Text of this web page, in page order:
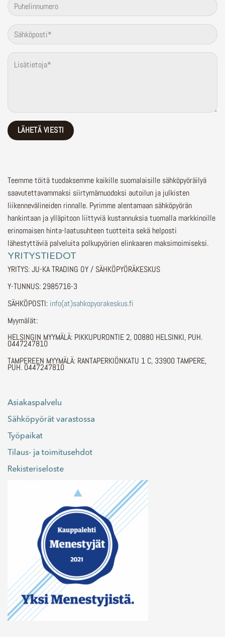
Teemme töitä tuodaksemme kaikille suomalaisille sähköpyöräilyä
saavutettavammaksi siirtymämuodoksi autoilun ja julkisten
liikennevälineiden rinnalle. Pyrimme alentamaan sähköpyörän
hankintaan ja ylläpitoon liittyviä kustannuksia tuomalla markkinoille
erinomaisen hinta-laatusuhteen tuotteita sekä helposti
lähestyttäviä palveluita polkupyörien elinkaaren maksimoimiseksi.
YRITYSTIEDOT
YRITYS: JU-KA TRADING OY / SÄHKÖPYÖRÄKESKUS
Y-TUNNUS: 2985716-3
SÄHKÖPOSTI: info(at)sahkopyorakeskus.fi
Myymälät:
HELSINGIN MYYMÄLÄ: PIKKUPURONTIE 2, 00880 HELSINKI, PUH.
0447247810
TAMPEREEN MYYMÄLÄ: RANTAPERKIÖNKATU 1 C, 33900 TAMPERE,
PUH. 0447247810
Asiakaspalvelu
Sähköpyörät varastossa
Työpaikat
Tilaus- ja toimitusehdot
Rekisteriseloste